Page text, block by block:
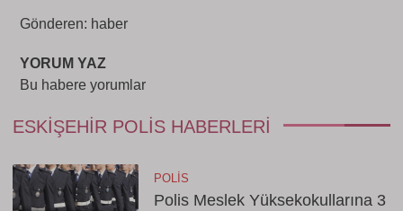
Gönderen: haber
YORUM YAZ
Bu habere yorumlar
ESKIŞEHIR POLIS HABERLERI
POLIS
Polis Meslek Yüksekokullarına 3